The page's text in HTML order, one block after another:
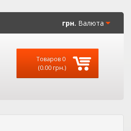
грн. Валюта
Товаров 0
(0.00 грн.)